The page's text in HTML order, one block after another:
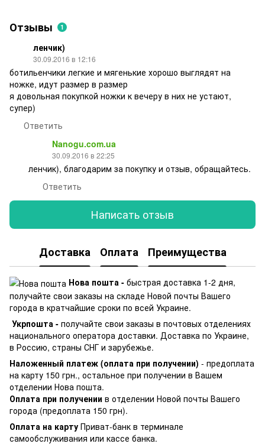
Отзывы 1
ленчик)
30.09.2016 в 12:16
ботильенчики легкие и мягенькие хорошо выглядят на
ножке, идут размер в размер
я довольная покупкой ножки к вечеру в них не устают,
супер)
Ответить
Nanogu.com.ua
30.09.2016 в 22:25
ленчик), благодарим за покупку и отзыв, обращайтесь.
Ответить
Написать отзыв
Доставка Оплата Преимущества
Нова пошта - быстрая доставка 1-2 дня,
получайте свои заказы на складе Новой почты Вашего
города в кратчайшие сроки по всей Украине.
Укрпошта - получайте свои заказы в почтовых отделениях
национального оператора доставки. Доставка по Украине,
в Россию, страны СНГ и зарубежье.
Наложенный платеж (оплата при получении) - предоплата
на карту 150 грн., остальное при получении в Вашем
отделении Нова пошта.
Оплата при получении в отделении Новой почты Вашего
города (предоплата 150 грн).
Оплата на карту Приват-банк в терминале
самообслуживания или кассе банка.